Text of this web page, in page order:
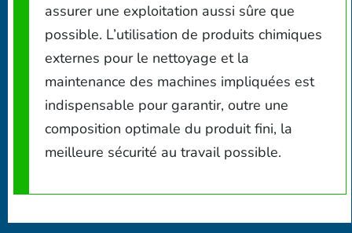
assurer une exploitation aussi sûre que
possible. L’utilisation de produits chimiques
externes pour le nettoyage et la
maintenance des machines impliquées est
indispensable pour garantir, outre une
composition optimale du produit fini, la
meilleure sécurité au travail possible.